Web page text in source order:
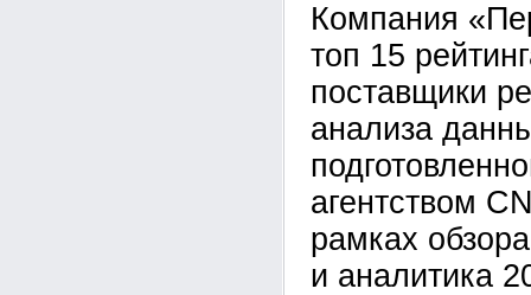
Компания
топ 15
поставщики
анализа
агентством
рамках
и аналитика